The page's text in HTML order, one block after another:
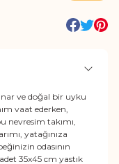
ve doğal bir uyku
vaat ederken,
nevresim takımı,
yatağınıza
odasının
35x45 cm yastık